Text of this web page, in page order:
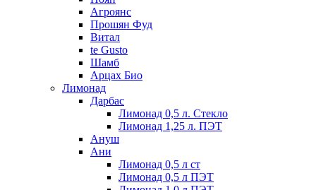
Агроянс
Прошян Фуд
Витал
te Gusto
Шамб
Арцах Био
Лимонад
Дарбас
Лимонад 0,5 л. Стекло
Лимонад 1,25 л. ПЭТ
Ануш
Ани
Лимонад 0,5 л ст
Лимонад 0,5 л ПЭТ